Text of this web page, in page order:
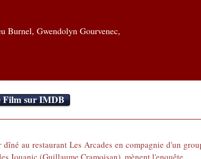
Burnel, Gwendolyn Gourvenec,
Film sur IMDB
au restaurant Les Arcades en compagnie d'un